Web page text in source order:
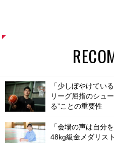
「少しぼやけてい
リーグ屈指のシュ
る”ことの重要性
「会場の声は自分
48kg級金メダリス